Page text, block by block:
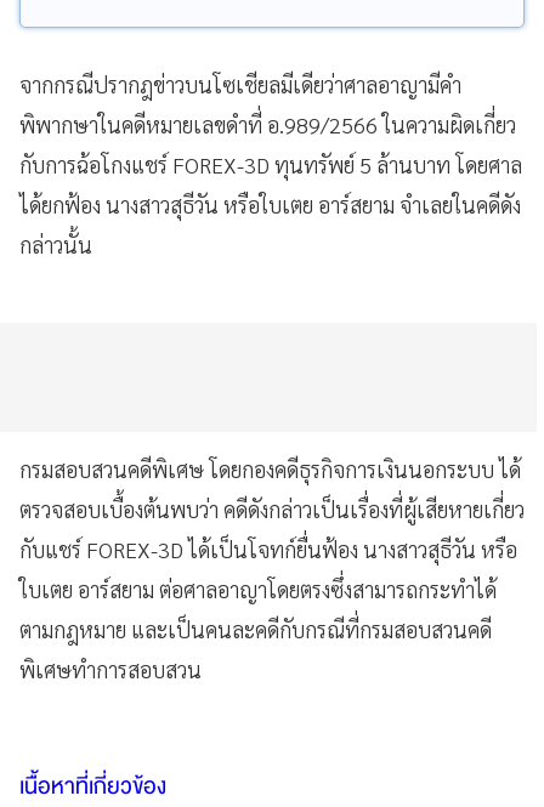
จากกรณีปรากฎข่าวบนโซเชียลมีเดียว่าศาลอาญามีคำ
พิพากษาในคดีหมายเลขดำที่ อ.989/2566 ในความผิดเกี่ยว
กับการฉ้อโกงแชร์ FOREX-3D ทุนทรัพย์ 5 ล้านบาท โดยศาล
ได้ยกฟ้อง นางสาวสุธีวัน หรือใบเตย อาร์สยาม จำเลยในคดีดัง
กล่าวนั้น
กรมสอบสวนคดีพิเศษ โดยกองคดีธุรกิจการเงินนอกระบบ ได้
ตรวจสอบเบื้องต้นพบว่า คดีดังกล่าวเป็นเรื่องที่ผู้เสียหายเกี่ยว
กับแชร์ FOREX-3D ได้เป็นโจทก์ยื่นฟ้อง นางสาวสุธีวัน หรือ
ใบเตย อาร์สยาม ต่อศาลอาญาโดยตรงซึ่งสามารถกระทำได้
ตามกฎหมาย และเป็นคนละคดีกับกรณีที่กรมสอบสวนคดี
พิเศษทำการสอบสวน
เนื้อหาที่เกี่ยวข้อง